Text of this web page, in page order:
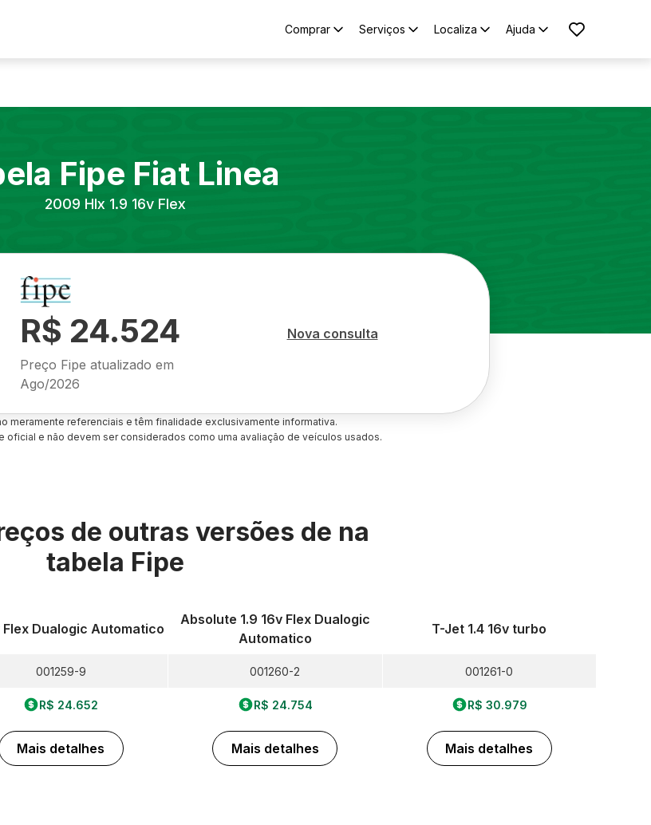
Comprar Serviços Localiza Ajuda
Fipe Fiat Linea
2009 Hlx 1.9 16v Flex
R$ 24.524
Preço Fipe atualizado em
Ago/2026
Nova consulta
meramente referenciais e têm finalidade exclusivamente informativa.
oficial e não devem ser considerados como uma avaliação de veículos usados.
de outras versões de na
tabela Fipe
Flex Dualogic Automatico
001259-9
R$ 24.652
Mais detalhes
Absolute 1.9 16v Flex Dualogic
Automatico
001260-2
R$ 24.754
Mais detalhes
T-Jet 1.4 16v turbo
001261-0
R$ 30.979
Mais detalhes